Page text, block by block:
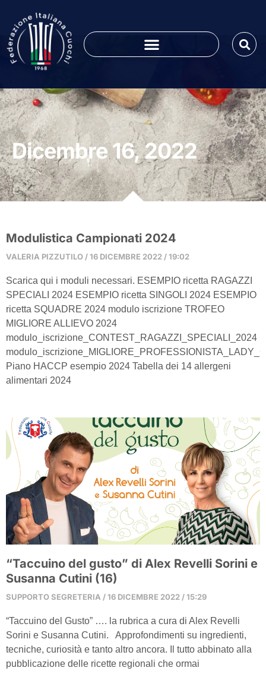
Dicembre 16, 2022
Modulistica Campionati 2024
VALERIA PIZZUTILO 16 DICEMBRE 2022 19:02
Scarica qui i moduli necessari. ESEMPIO ricetta RAGAZZI
SPECIALI 2024 ESEMPIO ricetta SINGOLI 2024 ESEMPIO
ricetta SQUADRE 2024 modulo iscrizione TROFEO
MIGLIORE ALLIEVO 2024
modulo_iscrizione_CONTEST_RAGAZZI_SPECIALI_2024
Piano HACCP esempio 2024 Tabella dei 14 allergeni
alimentari 2024
“Taccuino del gusto” di Alex Revelli Sorini e
Susanna Cutini (16)
SUPPORTO SEGRETERIA 16 DICEMBRE 2022 15:29
“Taccuino del Gusto” …. la rubrica a cura di Alex Revelli
Sorini e Susanna Cutini. Approfondimenti su ingredienti,
tecniche, curiosità e tanto altro ancora. Il tutto abbinato alla
pubblicazione delle ricette regionali che ormai